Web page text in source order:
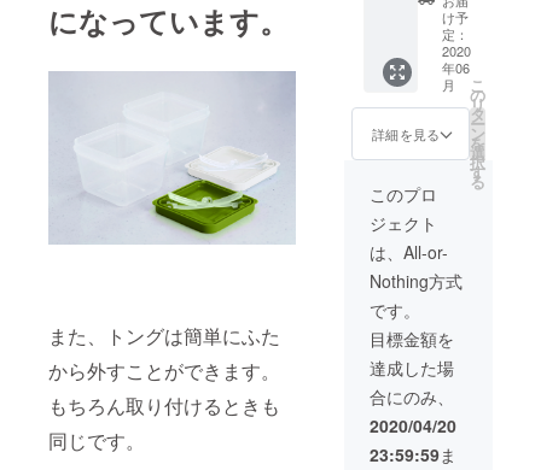
になっています。
また、トングは簡単にふた
から外すことができます。
もちろん取り付けるときも
同じです。
ラー
10個
セット
け予
定：
2020
年06
月
詳細を見る
こ
の
リ
タ
ー
ン
を
選
択
す
る
このプロ
ジェクト
は、All-or-
Nothing方式
です。
目標金額を
達成した場
合にのみ、
2020/04/20
23:59:59ま